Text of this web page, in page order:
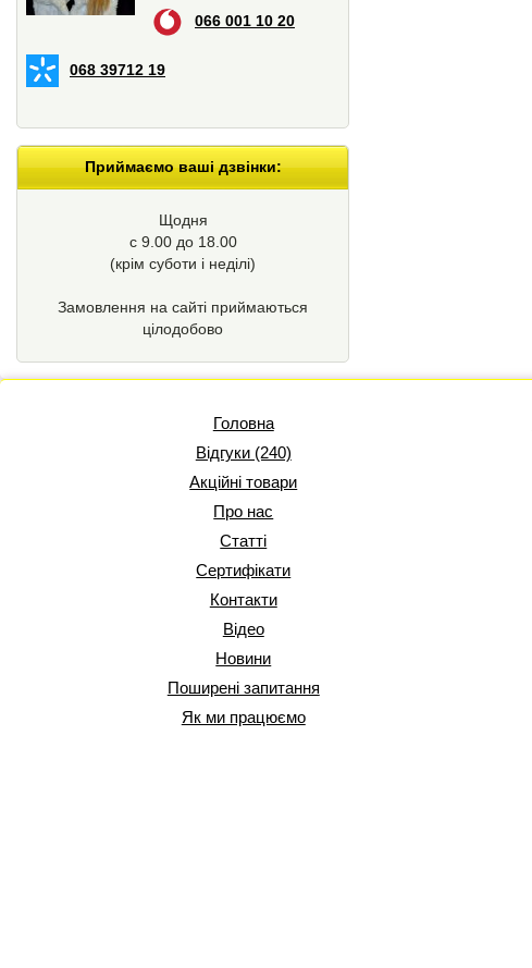
066 001 10 20
068 39712 19
Приймаємо ваші дзвінки:
Щодня
с 9.00 до 18.00
(крім суботи і неділі)
Замовлення на сайті приймаються
цілодобово
Головна
Відгуки (240)
Акційні товари
Про нас
Статті
Сертифікати
Контакти
Відео
Новини
Поширені запитання
Як ми працюємо